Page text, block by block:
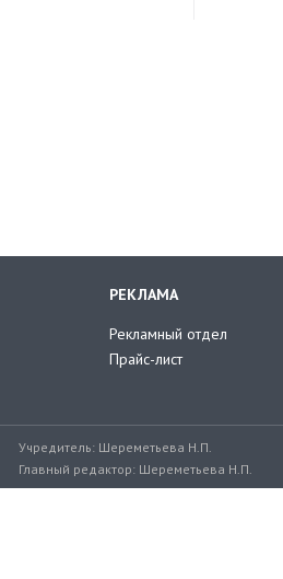
РЕКЛАМА
Рекламный отдел
Прайс-лист
Учредитель: Шереметьева Н.П.
Главный редактор: Шереметьева Н.П.